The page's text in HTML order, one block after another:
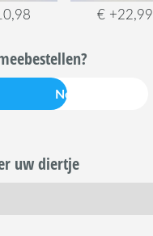
€ +22,99
Nee
uw diertje